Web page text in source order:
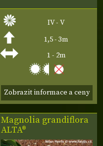
IV - V
1,5 - 3m
1 - 2m
Zobrazit informace a ceny
Magnolia grandiflora
ALTA®